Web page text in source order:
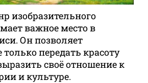
изобразительного
важное место в
Он позволяет
передать красоту
своё отношение к
и культуре.